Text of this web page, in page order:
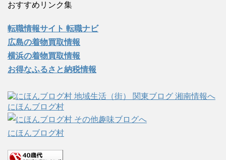
おすすめリンク集
転職情報サイト 転職ナビ
広島の着物買取情報
横浜の着物買取情報
お得なふるさと納税情報
にほんブログ村
にほんブログ村